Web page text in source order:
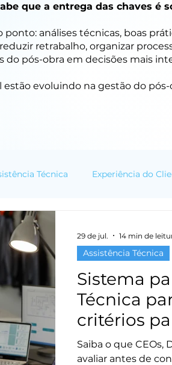
que a entrega das chaves é
análises técnicas, boas
retrabalho, organizar
do pós-obra em decisões mais
evoluindo na gestão do
Técnica Experiência do
Cases e Resultados
Sistema
Técnica
critérios
Saiba o que CEOs,
avaliar antes de
Assistência Técnica
29 de jul. 14 min de